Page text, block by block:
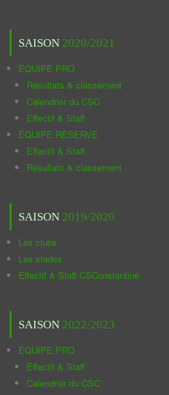
SAISON 2020/2021
ÉQUIPE PRO
Résultats & classement
Calendrier du CSC
Effectif & Staff
ÉQUIPE RÉSERVE
Effectif & Staff
Résultats & classement
SAISON 2019/2020
Les clubs
Les stades
Effectif & Staff CSConstantine
SAISON 2022/2023
ÉQUIPE PRO
Effectif & Staff
Calendrier du CSC